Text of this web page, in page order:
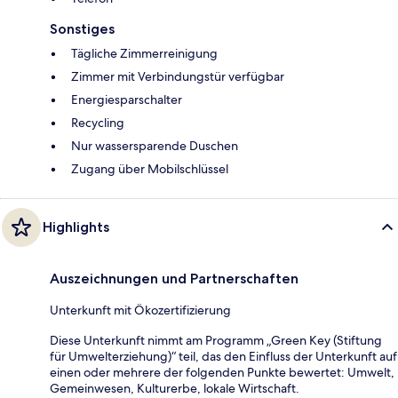
Sonstiges
Tägliche Zimmerreinigung
Zimmer mit Verbindungstür verfügbar
Energiesparschalter
Recycling
Nur wassersparende Duschen
Zugang über Mobilschlüssel
Highlights
Auszeichnungen und Partnerschaften
Unterkunft mit Ökozertifizierung
Diese Unterkunft nimmt am Programm „Green Key (Stiftung
für Umwelterziehung)“ teil, das den Einfluss der Unterkunft auf
einen oder mehrere der folgenden Punkte bewertet: Umwelt,
Gemeinwesen, Kulturerbe, lokale Wirtschaft.